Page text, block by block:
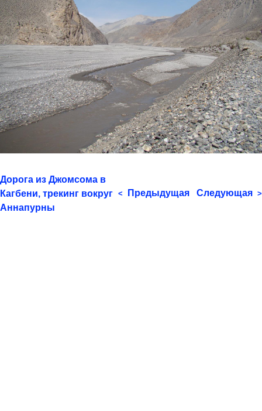
Дорога из Джомсома в
Кагбени, трекинг вокруг
Аннапурны
< Предыдущая Следующая >